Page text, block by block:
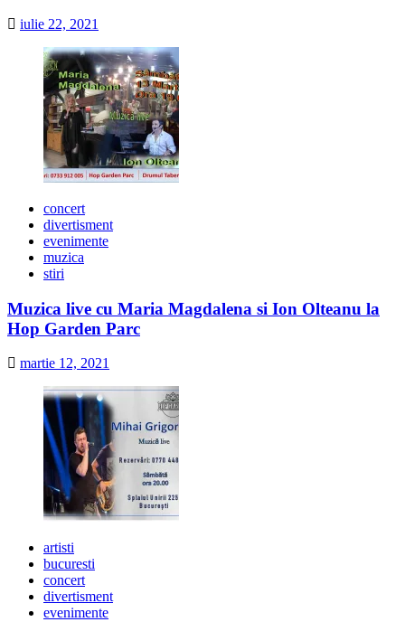
iulie 22, 2021
concert
divertisment
evenimente
muzica
stiri
Muzica live cu Maria Magdalena si Ion Olteanu la
Hop Garden Parc
martie 12, 2021
artisti
bucuresti
concert
divertisment
evenimente